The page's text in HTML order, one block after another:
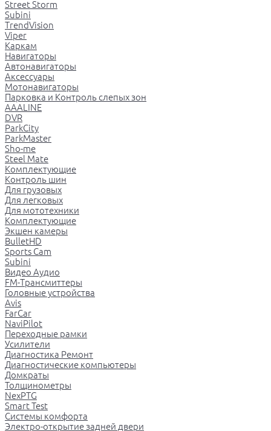
Street Storm
Subini
TrendVision
Viper
Каркам
Навигаторы
Автонавигаторы
Аксессуары
Мотонавигаторы
Парковка и Контроль слепых зон
AAALINE
DVR
ParkCity
ParkMaster
Sho-me
Steel Mate
Комплектующие
Контроль шин
Для грузовых
Для легковых
Для мототехники
Комплектующие
Экшен камеры
BulletHD
Sports Cam
Subini
Видео Аудио
FM-Трансмиттеры
Головные устройства
Avis
FarCar
NaviPilot
Переходные рамки
Усилители
Диагностика Ремонт
Диагностические компьютеры
Домкраты
Толщинометры
NexPTG
Smart Test
Системы комфорта
Электро-открытие задней двери